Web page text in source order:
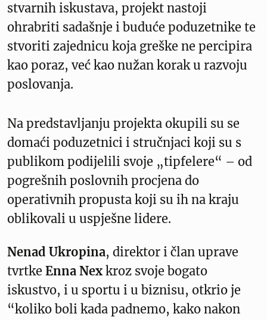
stvarnih iskustava, projekt nastoji
ohrabriti sadašnje i buduće poduzetnike te
stvoriti zajednicu koja greške ne percipira
kao poraz, već kao nužan korak u razvoju
poslovanja.
Na predstavljanju projekta okupili su se
domaći poduzetnici i stručnjaci koji su s
publikom podijelili svoje „tipfelere“ – od
pogrešnih poslovnih procjena do
operativnih propusta koji su ih na kraju
oblikovali u uspješne lidere.
Nenad Ukropina, direktor i član uprave
tvrtke Enna Nexkroz svoje bogato
iskustvo, i u sportu i u biznisu, otkrio je
“koliko boli kada padnemo, kako nakon